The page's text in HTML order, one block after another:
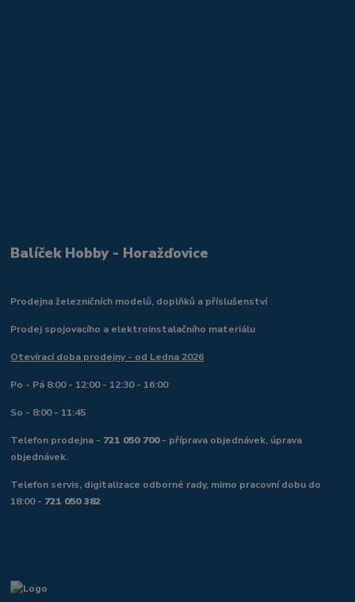
Balíček Hobby - Horažďovice
Prodejna železničních modelů, doplňků a příslušenství
Prodej spojovacího a elektroinstalačního materiálu
Otevírací doba prodejny - od Ledna 2026
Po - Pá 8:00 - 12:00 - 12:30 - 16:00
So - 8:00 - 11:45
Telefon prodejna - 721 050 700- příprava objednávek, úprava
objednávek.
Telefon servis, digitalizace odborné rady, mimo pracovní dobu do
18:00 - 721 050 382